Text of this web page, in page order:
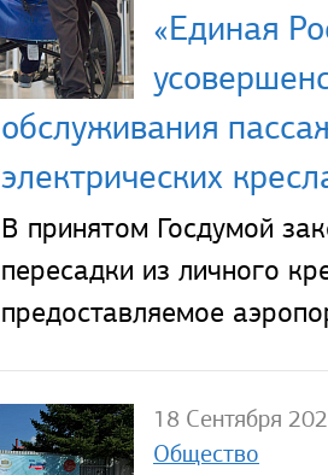
«Единая
обслуживания
электрических
В принятом Госдумой
пересадки из личного
предоставляемое
18 Сентября
Общество